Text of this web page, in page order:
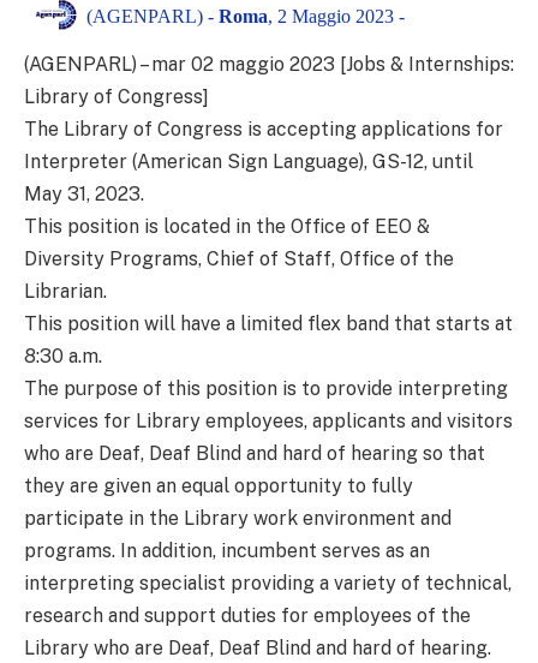
(AGENPARL) - Roma, 2 Maggio 2023 -
(AGENPARL) – mar 02 maggio 2023 [Jobs & Internships:
Library of Congress]
The Library of Congress is accepting applications for
Interpreter (American Sign Language), GS-12, until
May 31, 2023.
This position is located in the Office of EEO &
Diversity Programs, Chief of Staff, Office of the
Librarian.
This position will have a limited flex band that starts at
8:30 a.m.
The purpose of this position is to provide interpreting
services for Library employees, applicants and visitors
who are Deaf, Deaf Blind and hard of hearing so that
they are given an equal opportunity to fully
participate in the Library work environment and
programs. In addition, incumbent serves as an
interpreting specialist providing a variety of technical,
research and support duties for employees of the
Library who are Deaf, Deaf Blind and hard of hearing.